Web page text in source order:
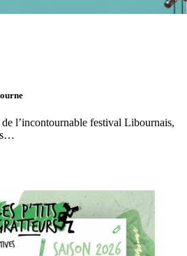
de l’incontournable festival Libournais,